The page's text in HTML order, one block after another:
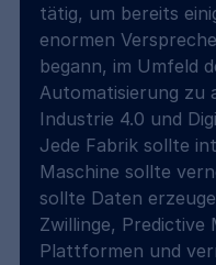
tätig, um bereits
enormen
begann, im Umfeld
Automatisierung zu
Industrie 4.0 und
Jede Fabrik sollte
Maschine sollte
sollte Daten
Zwillinge, Predictive
Plattformen und